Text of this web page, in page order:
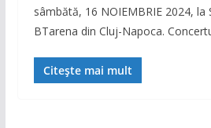
sâmbătă, 16 NOIEMBRIE 2024, la
BTarena din Cluj-Napoca.
Citește mai mult